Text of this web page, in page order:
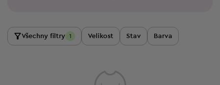
Všechny filtry 1 Velikost Stav Barva